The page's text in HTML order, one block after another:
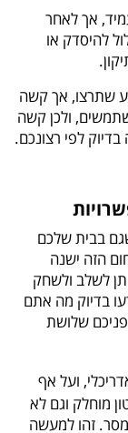
אך לאחר
להיסדק או
שתרצו, אך קשה
ולכן קשה
לפי רצונכם.
בבית שלכם
הזה ישנה
ניתן לשלב ולשחק
בדיוק מה אתם
שלושת
ועל אף
מוחלק וגם לא
זהו למעשה